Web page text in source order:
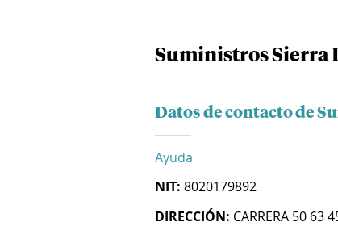
Suministros Sierra
Datos de contacto de
Ayuda
NIT: 8020179892
DIRECCIÓN: CARRERA 50 63